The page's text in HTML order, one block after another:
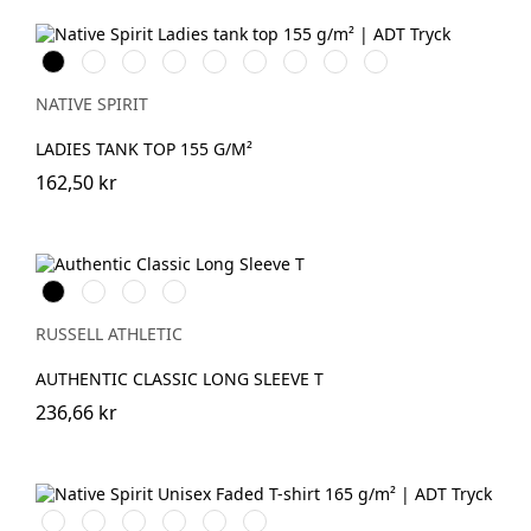
Svart Vit
Organic
Khaki
Wet
Sand
Navy
Blue
Mineral
Grey
Jade
Green
Petal
Rose
Pearl
Rose
NATIVE SPIRIT
LADIES TANK TOP 155 G/M²
162,50 kr
BlackWhiteFrench
Navy
Convoy
Grey
(Solid)
RUSSELL ATHLETIC
AUTHENTIC CLASSIC LONG SLEEVE T
236,66 kr
WashedWashedWashedWashedWashedWashed